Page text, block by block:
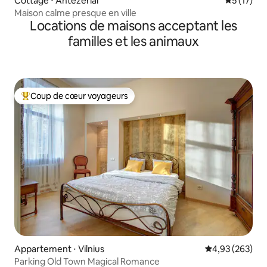
Maison calme presque en ville
Locations de maisons acceptant les
familles et les animaux
Coups de cœur voyageurs les plus appréciés
Coup de cœur voyageurs
Appartement ⋅ Vilnius Évaluation
4,93 (263)
Parking Old Town Magical Romance